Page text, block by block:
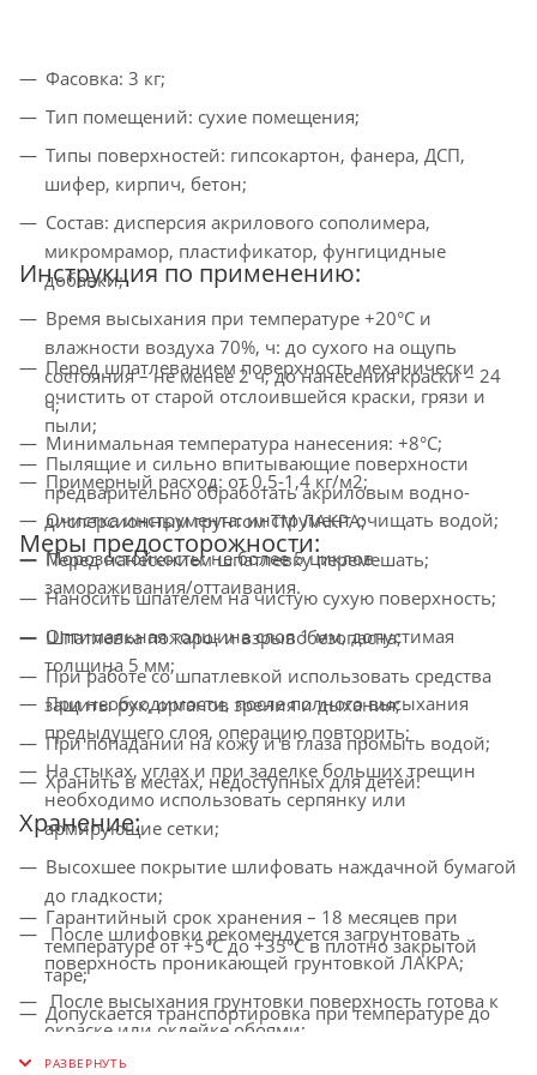
Фасовка: 3 кг;
Тип помещений: сухие помещения;
Типы поверхностей: гипсокартон, фанера, ДСП,
шифер, кирпич, бетон;
Состав: дисперсия акрилового сополимера,
микромрамор, пластификатор, фунгицидные
добавки;
Время высыхания при температуре +20°С и
влажности воздуха 70%, ч: до сухого на ощупь
состояния – не менее 2 ч; до нанесения краски – 24
ч;
Минимальная температура нанесения: +8°С;
Примерный расход: от 0,5-1,4 кг/м2;
Очистка инструмента: инструмент очищать водой;
Морозостойкость: не более 5 циклов
замораживания/оттаивания.
Инструкция по применению:
Перед шпатлеванием поверхность механически
очистить от старой отслоившейся краски, грязи и
пыли;
Пылящие и сильно впитывающие поверхности
предварительно обработать акриловым водно-
дисперсионным грунтом ТМ ЛАКРА;
Перед нанесением шпатлевку перемешать;
Наносить шпателем на чистую сухую поверхность;
Оптимальная толщина слоя 1 мм, допустимая
толщина 5 мм;
При необходимости, после полного высыхания
предыдущего слоя, операцию повторить;
На стыках, углах и при заделке больших трещин
необходимо использовать серпянку или
армирующие сетки;
Высохшее покрытие шлифовать наждачной бумагой
до гладкости;
После шлифовки рекомендуется загрунтовать
поверхность проникающей грунтовкой ЛАКРА;
После высыхания грунтовки поверхность готова к
окраске или оклейке обоями;
Применять при температуре не ниже +8°С и
Меры предосторожности:
Шпатлевка пожаро- и взрывобезопасна;
При работе со шпатлевкой использовать средства
защиты рук, органов зрения и дыхания;
При попадании на кожу и в глаза промыть водой;
Хранить в местах, недоступных для детей.
Хранение:
Гарантийный срок хранения – 18 месяцев при
температуре от +5°С до +35°С в плотно закрытой
таре;
Допускается транспортировка при температуре до
условии, что число циклов замораживания/